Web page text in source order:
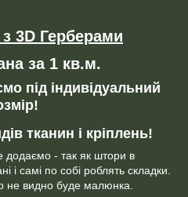
3D Герберами
за 1 кв.м.
під індивідуальний
тканин і кріплень!
додаємо - так як штори в
і самі по собі роблять складки.
не видно буде малюнка.